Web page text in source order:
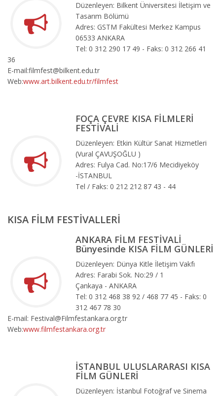
Düzenleyen: Bilkent Üniversitesi İletişim ve
Tasarım Bölümü
Adres: GSTM Fakültesi Merkez Kampus
06533 ANKARA
Tel: 0 312 290 17 49 - Faks: 0 312 266 41
36
E-mail:filmfest@bilkent.edu.tr
Web:www.art.bilkent.edu.tr/filmfest
FOÇA ÇEVRE KISA FİLMLERİ
FESTİVALİ
Düzenleyen: Etkin Kültür Sanat Hizmetleri
(Vural ÇAVUŞOĞLU )
Adres: Fulya Cad. No:17/6 Mecidiyeköy
-İSTANBUL
Tel / Faks: 0 212 212 87 43 - 44
KISA FİLM FESTİVALLERİ
ANKARA FİLM FESTİVALİ
Bünyesinde KISA FİLM GÜNLERİ
Düzenleyen: Dünya Kitle İletişim Vakfı
Adres: Farabi Sok. No:29 / 1
Çankaya - ANKARA
Tel: 0 312 468 38 92 / 468 77 45 - Faks: 0
312 467 78 30
E-mail: Festival@Filmfestankara.org.tr
Web:www.filmfestankara.org.tr
İSTANBUL ULUSLARARASI KISA
FİLM GÜNLERİ
Düzenleyen: İstanbul Fotoğraf ve Sinema